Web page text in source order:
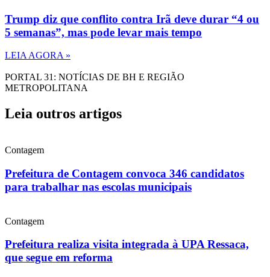
Trump diz que conflito contra Irã deve durar “4 ou
5 semanas”, mas pode levar mais tempo
LEIA AGORA »
PORTAL 31: NOTÍCIAS DE BH E REGIÃO
METROPOLITANA
Leia outros artigos
Contagem
Prefeitura de Contagem convoca 346 candidatos
para trabalhar nas escolas municipais
Contagem
Prefeitura realiza visita integrada à UPA Ressaca,
que segue em reforma